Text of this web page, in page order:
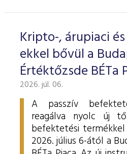
Kripto-, árupiaci
ekkel bővül a
Értéktőzsde BÉTa
2026. júl. 06.
A passzív
reagálva nyolc új
befektetési termékkel
2026. július 6-ától a